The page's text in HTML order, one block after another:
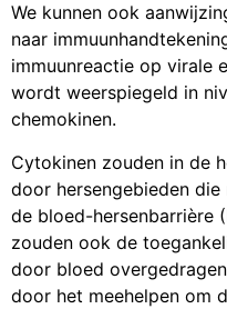
We kunnen ook
naar
immuunreactie op virale
wordt weerspiegeld in
chemokinen.
Cytokinen zouden in de
door hersengebieden
de bloed-hersenbarrière
zouden ook de
door bloed
door het meehelpen om